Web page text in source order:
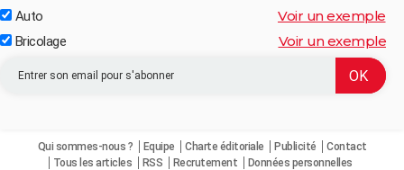
Auto Voir un exemple
Bricolage Voir un exemple
Qui sommes-nous ? Equipe Charte éditoriale Publicité
Contact
Tous les articles
RSS Recrutement Données personnelles